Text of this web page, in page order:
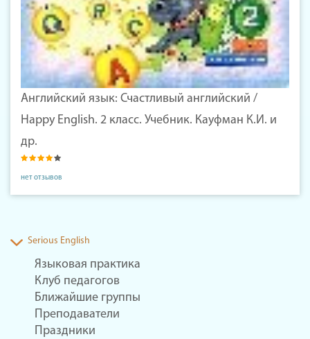
Английский язык: Счастливый английский /
Happy English. 2 класс. Учебник. Кауфман К.И. и
др.
нет отзывов
Serious English
Языковая практика
Клуб педагогов
Ближайшие группы
Преподаватели
Праздники